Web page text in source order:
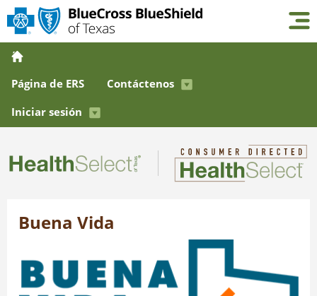
Página de ERS
Contáctenos
Iniciar sesión
Buena Vida